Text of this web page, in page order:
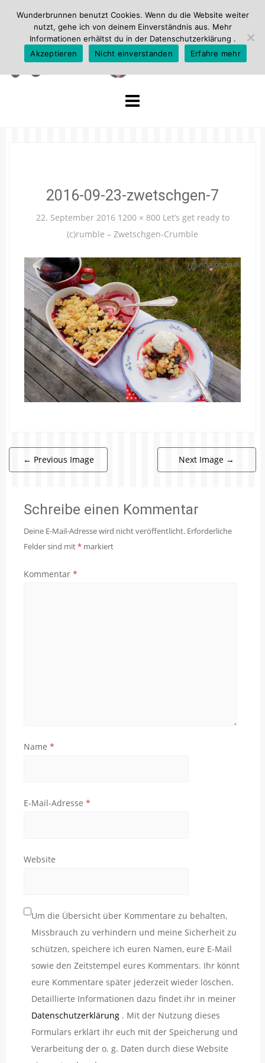
2016-09-23-zwetschgen-7
22. September 2016 1200 × 800 Let’s get ready to
(c)rumble – Zwetschgen-Crumble
← Previous Image Next Image →
Schreibe einen Kommentar
Deine E-Mail-Adresse wird nicht veröffentlicht. Erforderliche
Felder sind mit* markiert
Kommentar *
Name *
E-Mail-Adresse *
Website
Um die Übersicht über Kommentare zu behalten,
Missbrauch zu verhindern und meine Sicherheit zu
schützen, speichere ich euren Namen, eure E-Mail
sowie den Zeitstempel eures Kommentars. Ihr könnt
eure Kommentare später jederzeit wieder löschen.
Detaillierte Informationen dazu findet ihr in meiner
Datenschutzerklärung . Mit der Nutzung dieses
Formulars erklärt ihr euch mit der Speicherung und
Verarbeitung der o. g. Daten durch diese Website
Wunderbrunnen benutzt Cookies. Wenn du die Website weiter
nutzt, gehe ich von deinem Einverständnis aus. Mehr
Informationen erhältst du in der Datenschutzerklärung .
Akzeptieren
Nicht einverstanden Erfahre mehr